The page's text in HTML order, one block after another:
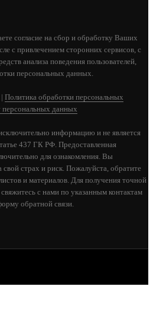
L В ЛАМЕЛЯХ ИЗ
согласие на сбор и обработку Ваших
с привлечением сторонних сервисов, с
анализа поведения пользователей,
персональных данных.
| Политика обработки персональных
персональных данных
информацию и не является
437 ГК РФ. Предоставленная
для ознакомления. Вы
свой страх и риск. Пожалуйста, обратите
и материалов. Для получения точной
с нами по указанным контактам
обратной связи.